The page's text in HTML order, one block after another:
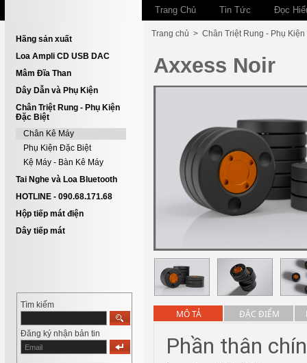
Trang Chủ Tin Tức Đọc
Hãng sản xuất
Loa Ampli CD USB DAC
Mâm Đĩa Than
Dây Dẫn và Phụ Kiện
Chân Triệt Rung - Phụ Kiện
Đặc Biệt
Chân Kê Máy
Phụ Kiện Đặc Biệt
Kệ Máy - Bàn Kê Máy
Tai Nghe và Loa Bluetooth
HOTLINE - 090.68.171.68
Hộp tiếp mát điện
Dây tiếp mát
Tìm kiếm
Đăng ký nhận bản tin
Trang chủ > Chân Triệt Rung - Phụ
Axxess Noir
MÔ TẢ ĐẶC ĐIỂM
Phần thân